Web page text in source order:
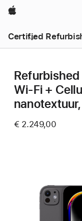
Apple
Certified
Refurbished
Wi-Fi +
€ 2.249,00